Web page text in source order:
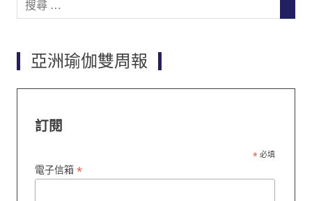
for:
亞洲瑜伽雙周報
訂閱
*必填
電子信箱*